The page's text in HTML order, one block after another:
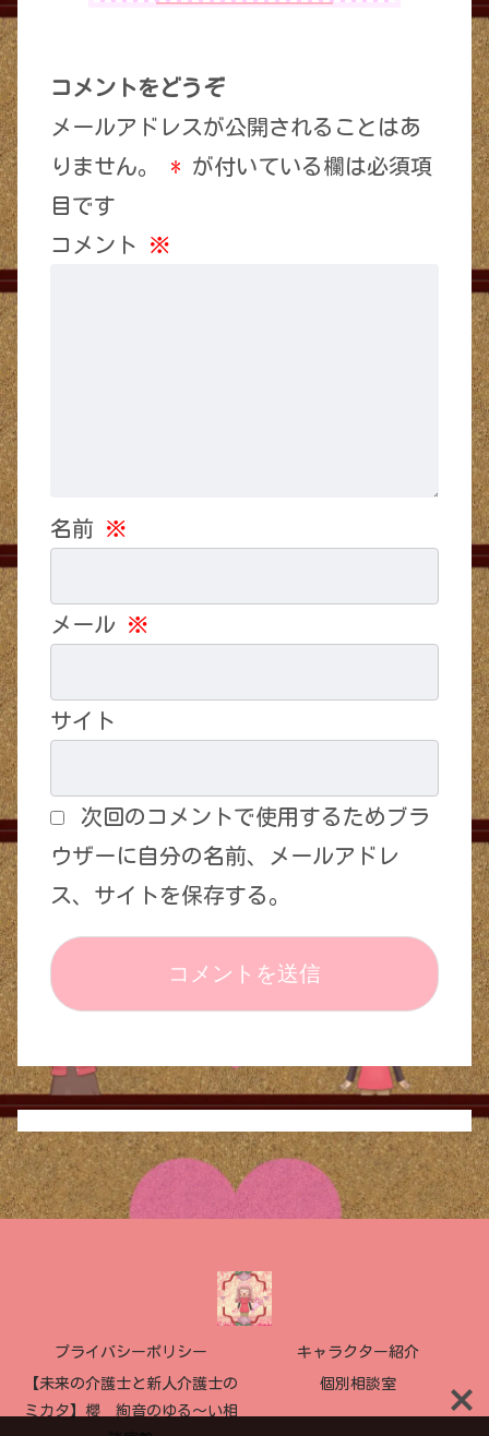
コメントをどうぞ
メールアドレスが公開されることはあ
りません。
* が付いている欄は必須項
目です
コメント ※
名前 ※
メール ※
サイト
次回のコメントで使用するためブラ
ウザーに自分の名前、メールアドレ
ス、サイトを保存する。
プライバシーポリシー キャラクター紹介
【未来の介護士と新人介護士の
ミカタ】櫻 絢音のゆる〜い相
個別相談室